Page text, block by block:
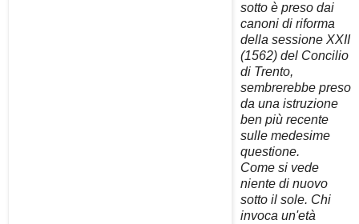
sotto è preso dai
canoni di riforma
della sessione XXII
(1562) del Concilio
di Trento,
sembrerebbe preso
da una istruzione
ben più recente
sulle medesime
questione.
Come si vede
niente di nuovo
sotto il sole. Chi
invoca un'età